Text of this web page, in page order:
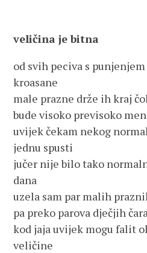
veličina je bitna
od svih peciva s
kroasane
male prazne drže ih kraj
bude visoko previsoko
uvijek čekam nekog
jednu spusti
jučer nije bilo tako
dana
uzela sam par malih
pa preko parova dječjih
kod jaja uvijek mogu falit
veličine